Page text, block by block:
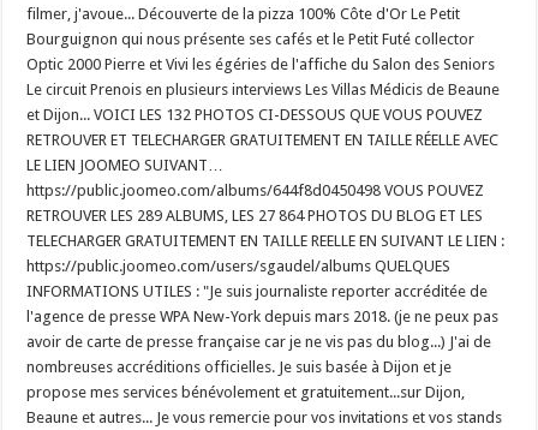
filmer, j'avoue... Découverte de la pizza 100% Côte d'Or Le Petit
Bourguignon qui nous présente ses cafés et le Petit Futé collector
Optic 2000 Pierre et Vivi les égéries de l'affiche du Salon des Seniors
Le circuit Prenois en plusieurs interviews Les Villas Médicis de Beaune
et Dijon... VOICI LES 132 PHOTOS CI-DESSOUS QUE VOUS POUVEZ
RETROUVER ET TELECHARGER GRATUITEMENT EN TAILLE RÉELLE AVEC
LE LIEN JOOMEO SUIVANT…
https://public.joomeo.com/albums/644f8d0450498 VOUS POUVEZ
RETROUVER LES 289 ALBUMS, LES 27 864 PHOTOS DU BLOG ET LES
TELECHARGER GRATUITEMENT EN TAILLE REELLE EN SUIVANT LE LIEN :
https://public.joomeo.com/users/sgaudel/albums QUELQUES
INFORMATIONS UTILES : "Je suis journaliste reporter accréditée de
l'agence de presse WPA New-York depuis mars 2018. (je ne peux pas
avoir de carte de presse française car je ne vis pas du blog...) J'ai de
nombreuses accréditions officielles. Je suis basée à Dijon et je
propose mes services bénévolement et gratuitement...sur Dijon,
Beaune et autres... Je vous remercie pour vos invitations et vos stands